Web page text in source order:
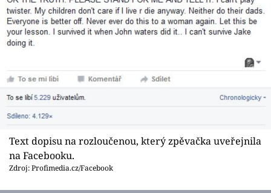
Text dopisu na rozloučenou, který zpěvačka uveřejnila
na Facebooku.
Zdroj: Profimedia.cz/Facebook